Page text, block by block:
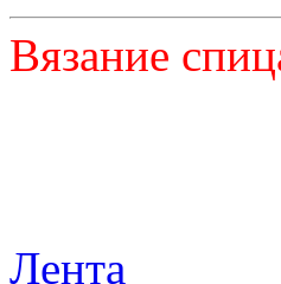
Вязание
Лента